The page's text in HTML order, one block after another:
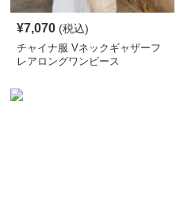
¥7,070 (税込)
チャイナ服 Vネックギャザーフ
レアロングワンピース